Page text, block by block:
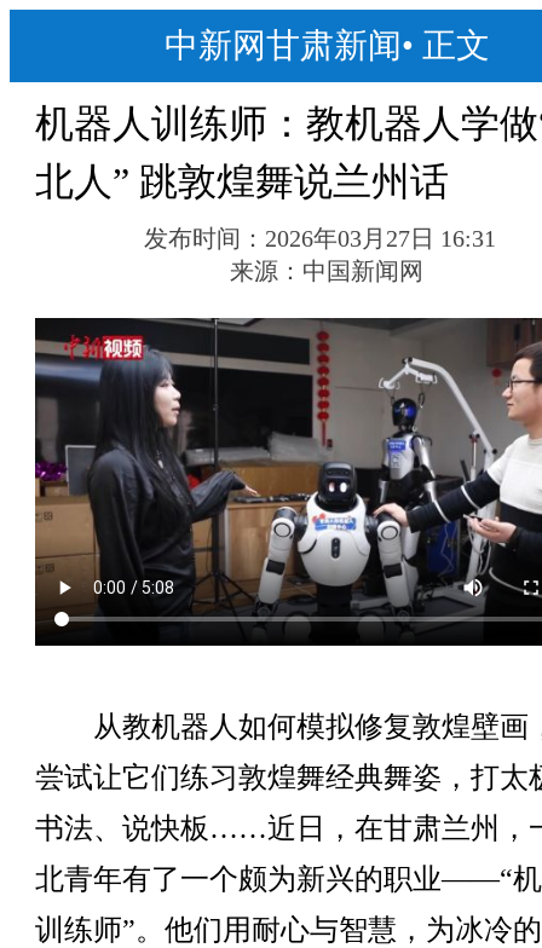
中新网甘肃新闻• 正文
机器人训练师：教机器人学
北人” 跳敦煌舞说兰州话
发布时间： 2026年03月27日 16:31
来源： 中国新闻网
从教机器人如何模拟修复敦煌壁画
尝试让它们练习敦煌舞经典舞姿，打太
书法、说快板……近日，在甘肃兰州，
北青年有了一个颇为新兴的职业——“
训练师”。他们用耐心与智慧，为冰冷